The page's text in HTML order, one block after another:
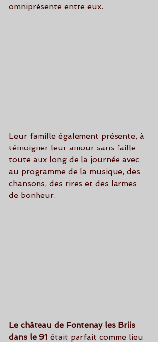
omniprésente entre eux.
Leur famille également présente, à
témoigner leur amour sans faille
toute aux long de la journée avec
au programme de la musique, des
chansons, des rires et des larmes
de bonheur.
Le château de Fontenay les Briis
dans le 91 était parfait comme lieu